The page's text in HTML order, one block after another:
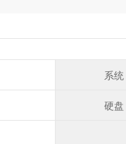
系统
硬盘